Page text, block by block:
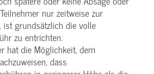
nur zeitweise zur
ist grundsätzlich die volle
zu entrichten.
hat die Möglichkeit, dem
dass